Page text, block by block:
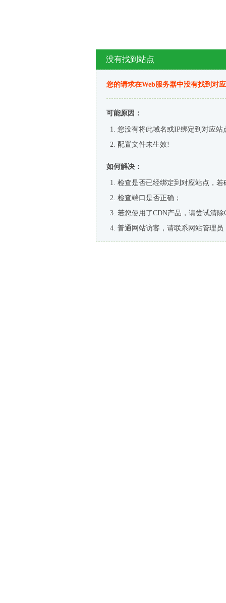
没有找到站点
您的请求在Web服务器中没有找到对
可能原因：
您没有将此域名或IP绑定到对应站
配置文件未生效!
如何解决：
检查是否已经绑定到对应站点，
检查端口是否正确；
若您使用了CDN产品，请尝试清除
普通网站访客，请联系网站管理员